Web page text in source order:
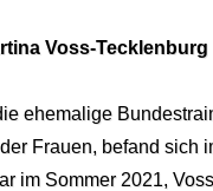
Voss-Tecklenburg
ehemalige
Frauen, befand sich
im Sommer 2021,